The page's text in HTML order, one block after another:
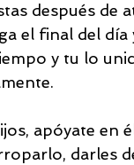
después de
el final del
y tu lo
apóyate en
darles